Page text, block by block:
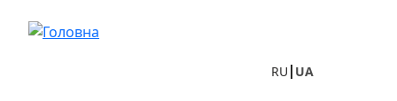
RU UA